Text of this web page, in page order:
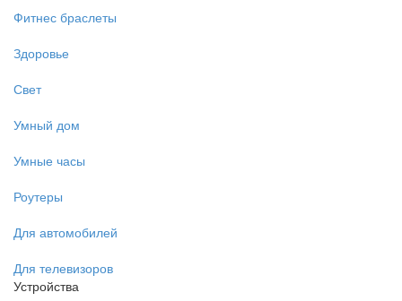
Фитнес браслеты
Здоровье
Свет
Умный дом
Умные часы
Роутеры
Для автомобилей
Для телевизоров
Устройства